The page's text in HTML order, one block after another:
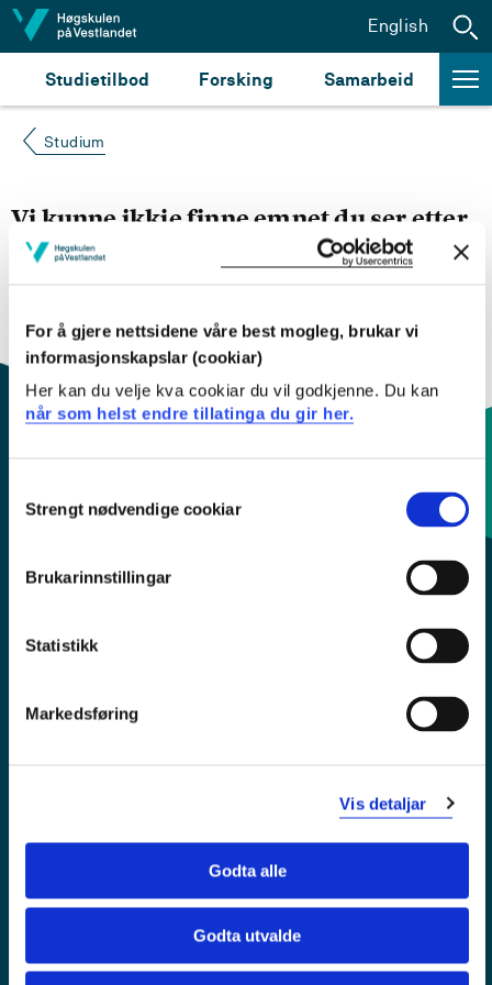
For å gjere nettsidene våre best mogleg, brukar vi
informasjonskapslar (cookiar)
Her kan du velje kva cookiar du vil godkjenne. Du kan
når som helst endre tillatinga du gir her.
Selection
Strengt nødvendige cookiar
Brukarinnstillingar
Statistikk
Markedsføring
Vis detaljar
Godta alle
Godta utvalde
Hopp til innhald
Studietilbod Forsking Samarbeid
English
Studium
Vi kunne ikkje finne emnet du ser etter
søke opp emnet du ser etter i
engelsk emneplan ved å klikke på «English».